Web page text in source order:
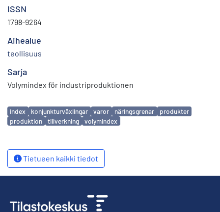
ISSN
1798-9264
Aihealue
teollisuus
Sarja
Volymindex för industriproduktionen
Avainsanat
index konjunkturväxlingar varor näringsgrenar
produkter
produktion
tillverkning volymindex
Tietueen kaikki tiedot